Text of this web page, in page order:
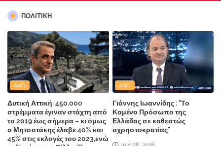
ΠΟΛΙΤΙΚΗ
ANTI
Δυτική Αττική: 450.000
στρέμματα έγιναν στάχτη από
το 2019 έως σήμερα – κι όμως
ο Μητσοτάκης έλαβε 40% και
45% στις εκλογές του 2023,ενώ
ANTI
Γιάννης Ιωαννίδης : "Το
Καμένο Πρόσωπο της
Ελλάδας σε καθεστώς
αχρηστοκρατίας"